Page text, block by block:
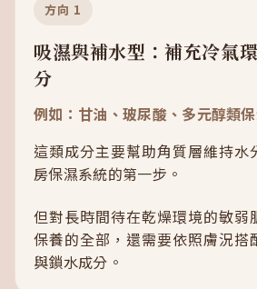
方向 1
吸濕與補水型：補充冷氣
分
例如：甘油、玻尿酸、多元醇類
這類成分主要幫助角質層維持水
房保濕系統的第一步。
但對長時間待在乾燥環境的敏弱
保養的全部，還需要依照膚況搭
與鎖水成分。